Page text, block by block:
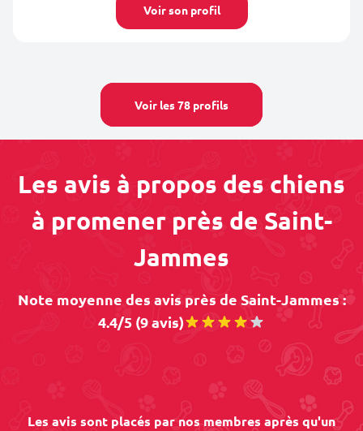
Voir son profil
Voir les 78 profils
Les avis à propos des chiens
à promener près de Saint-
Jammes
Note moyenne des avis près de Saint-Jammes :
4.4/5 (9 avis)
Les avis sont placés par nos membres après qu'un